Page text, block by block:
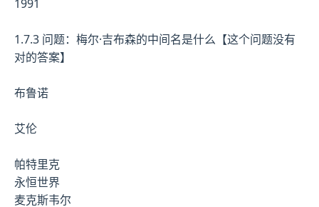
1991
1.7.3 问题：梅尔·吉布森的中间名是什么【这个问题没有
对的答案】
布鲁诺
艾伦
帕特里克
永恒世界
麦克斯韦尔